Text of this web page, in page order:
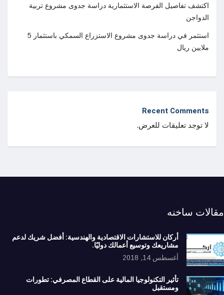
اكتشف تفاصيل الفرصة الاستثمارية دراسة جدوى مشروع تربية
الدواجن
استثمر في دراسة جدوى مشروع الاستزراع السمكي باستثمار 5
ملايين ريال
Recent Comments
لا توجد تعليقات للعرض.
مقالات ساخنه
أركان للاستشارات الاقتصادية والهندسية: أفضل شريك لدعم
مشاريعك وتوسيع أعمالك دوليًا.
أغسطس 14, 2018
تأثير التكنولوجيا المالية على القطاع المصرفي: تطورات
ومستقبل